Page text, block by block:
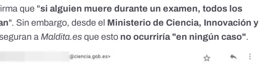
que "si alguien muere durante un examen, todos los
". Sin embargo, desde el Ministerio de Ciencia, Innovación y
a Maldita.es que esto no ocurriría "en ningún caso".